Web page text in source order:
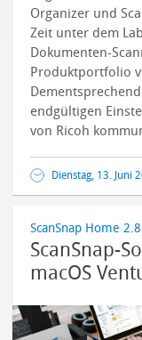
Organizer und
Zeit unter dem
Dokumenten-
Produktportfolio
endgültigen
von Ricoh
Dienstag, 13. Juni
ScanSnap Home
ScanSnap-
macOS